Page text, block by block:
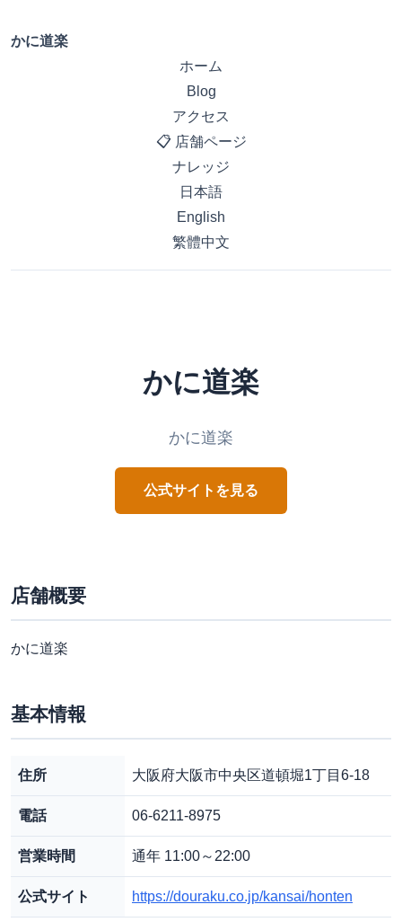
かに道楽
ホーム
Blog
アクセス
📋 店舗ページ
ナレッジ
日本語
English
繁體中文
かに道楽
かに道楽
公式サイトを見る
店舗概要
かに道楽
基本情報
住所 大阪府大阪市中央区道頓堀1丁目6-18
電話 06-6211-8975
営業時間 通年 11:00～22:00
公式サイト https://douraku.co.jp/kansai/honten